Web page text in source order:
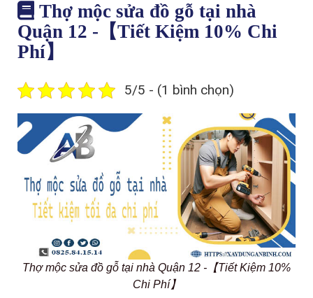
Thợ mộc sửa đồ gỗ tại nhà
Quận 12 -【Tiết Kiệm 10% Chi
Phí】
5/5 - (1 bình chọn)
Thợ mộc sửa đồ gỗ tại nhà Quận 12 -【Tiết Kiệm 10%
Chi Phí】